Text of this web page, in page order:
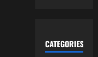
CATEGORIES